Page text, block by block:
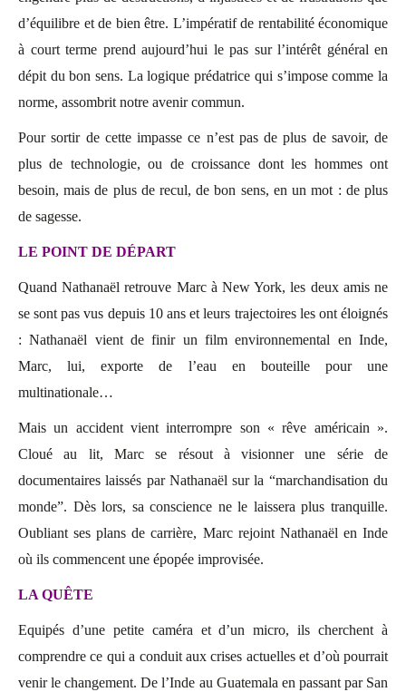
d’équilibre et de bien être. L’impératif de rentabilité économique
à court terme prend aujourd’hui le pas sur l’intérêt général en
dépit du bon sens. La logique prédatrice qui s’impose comme la
norme, assombrit notre avenir commun.
Pour sortir de cette impasse ce n’est pas de plus de savoir, de
plus de technologie, ou de croissance dont les hommes ont
besoin, mais de plus de recul, de bon sens, en un mot : de plus
de sagesse.
LE POINT DE DÉPART
Quand Nathanaël retrouve Marc à New York, les deux amis ne
se sont pas vus depuis 10 ans et leurs trajectoires les ont éloignés
: Nathanaël vient de finir un film environnemental en Inde,
Marc, lui, exporte de l’eau en bouteille pour une
multinationale…
Mais un accident vient interrompre son « rêve américain ».
Cloué au lit, Marc se résout à visionner une série de
documentaires laissés par Nathanaël sur la “marchandisation du
monde”. Dès lors, sa conscience ne le laissera plus tranquille.
Oubliant ses plans de carrière, Marc rejoint Nathanaël en Inde
où ils commencent une épopée improvisée.
LA QUÊTE
Equipés d’une petite caméra et d’un micro, ils cherchent à
comprendre ce qui a conduit aux crises actuelles et d’où pourrait
venir le changement. De l’Inde au Guatemala en passant par San